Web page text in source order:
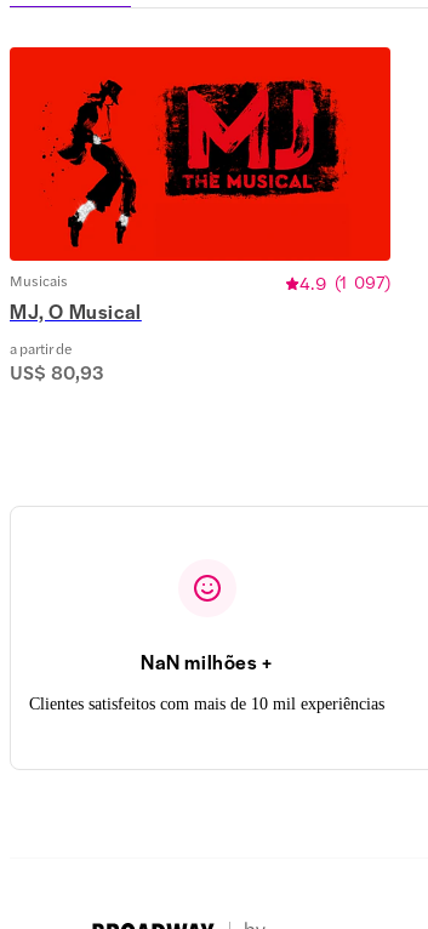
Musicais 4.9 (1 097)
MJ, O Musical
a partir de
US$ 80,93
NaN milhões +
Clientes satisfeitos com mais de 10 mil experiências